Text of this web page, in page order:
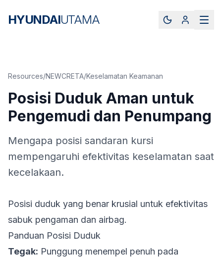
HYUNDAIUTAMA
Resources/NEWCRETA/Keselamatan Keamanan
Posisi Duduk Aman untuk
Pengemudi dan Penumpang
Mengapa posisi sandaran kursi
mempengaruhi efektivitas keselamatan saat
kecelakaan.
Posisi duduk yang benar krusial untuk efektivitas
sabuk pengaman dan airbag.
Panduan Posisi Duduk
Tegak: Punggung menempel penuh pada